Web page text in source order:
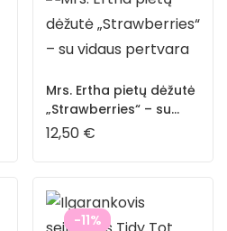
Mrs. Ertha pietų dėžutė
„Strawberries“ – su
vidaus pertvara
12,50 €
-11%